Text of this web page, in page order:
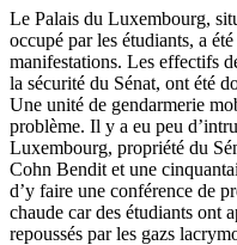
Le Palais du Luxembourg,
occupé par les étudiants, a
manifestations. Les effectifs
la sécurité du Sénat, ont été
Une unité de gendarmerie
problème. Il y a eu peu
Luxembourg, propriété du
Cohn Bendit et une
d’y faire une conférence de
chaude car des étudiants ont
repoussés par les gazs